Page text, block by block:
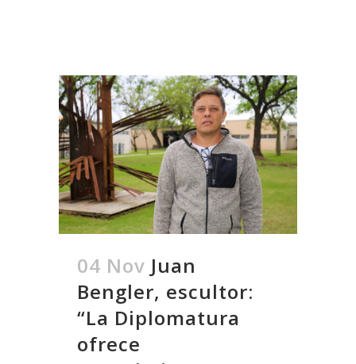
04 Nov Juan
Bengler, escultor:
“La Diplomatura
ofrece